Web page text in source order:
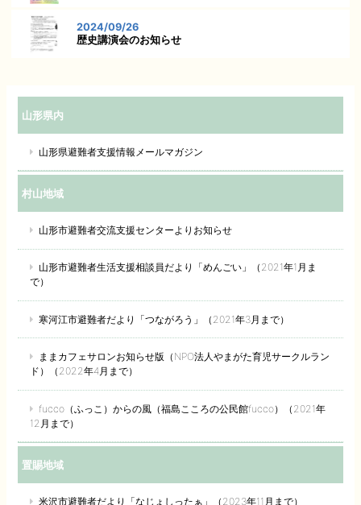
2024/09/26
歴史講演会のお知らせ
山形県内
山形県避難者支援情報メールマガジン
村山地域
山形市避難者交流支援センターよりお知らせ
山形市避難者生活支援相談員だより「めんごい」（2021年1月ま
で）
寒河江市避難者だより「つながろう」（2021年3月まで）
ままカフェサロンお知らせ版（NPO法人やまがた育児サークルラン
ド）（2022年4月まで）
fucco（ふっこ）からの風（福島こころの公民館fucco）（2021年
12月まで）
置賜地域
米沢市避難者だより「なじょしったぁ」（2023年11月まで）